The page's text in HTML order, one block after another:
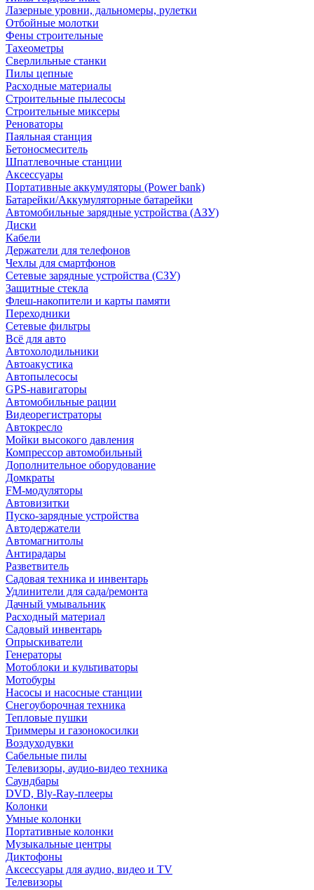
Лазерные уровни, дальномеры, рулетки
Отбойные молотки
Фены строительные
Тахеометры
Сверлильные станки
Пилы цепные
Расходные материалы
Строительные пылесосы
Строительные миксеры
Реноваторы
Паяльная станция
Бетоносмеситель
Шпатлевочные станции
Аксессуары
Портативные аккумуляторы (Power bank)
Батарейки/Аккумуляторные батарейки
Автомобильные зарядные устройства (АЗУ)
Диски
Кабели
Держатели для телефонов
Чехлы для смартфонов
Сетевые зарядные устройства (СЗУ)
Защитные стекла
Флеш-накопители и карты памяти
Переходники
Сетевые фильтры
Всё для авто
Автохолодильники
Автоакустика
Автопылесосы
GPS-навигаторы
Автомобильные рации
Видеорегистраторы
Автокресло
Мойки высокого давления
Компрессор автомобильный
Дополнительное оборудование
Домкраты
FM-модуляторы
Автовизитки
Пуско-зарядные устройства
Автодержатели
Автомагнитолы
Антирадары
Разветвитель
Садовая техника и инвентарь
Удлинители для сада/ремонта
Дачный умывальник
Расходный материал
Садовый инвентарь
Опрыскиватели
Генераторы
Мотоблоки и культиваторы
Мотобуры
Насосы и насосные станции
Снегоуборочная техника
Тепловые пушки
Триммеры и газонокосилки
Воздуходувки
Сабельные пилы
Телевизоры, аудио-видео техника
Саундбары
DVD, Bly-Ray-плееры
Колонки
Умные колонки
Портативные колонки
Музыкальные центры
Диктофоны
Аксессуары для аудио, видео и TV
Телевизоры